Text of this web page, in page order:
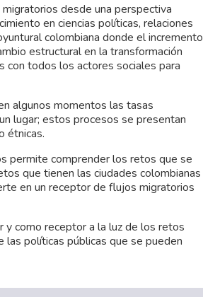
desde una perspectiva
en ciencias políticas, relaciones
colombiana donde el incremento
estructural en la transformación
con todos los actores sociales para
algunos momentos las tasas
lugar; estos procesos se presentan
étnicas.
permite comprender los retos que se
que tienen las ciudades colombianas
en un receptor de flujos migratorios
como receptor a la luz de los retos
las políticas públicas que se pueden